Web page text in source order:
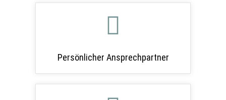
Persönlicher Ansprechpartner